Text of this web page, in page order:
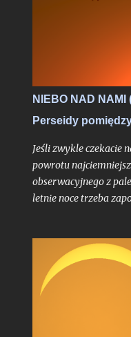
NIEBO NAD
Perseidy
Jeśli zwykle czekacie
powrotu
obserwacyjnego z
letnie noce trzeba
tym roku, trudno
przypadek takiego
kumulacją
najsłynniejszy rój
tyle fakt, że będzie
zarówno Słońca jak